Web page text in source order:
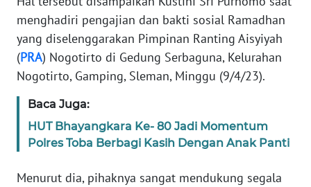
menghadiri pengajian dan bakti sosial Ramadhan
yang diselenggarakan Pimpinan Ranting Aisyiyah
(PRA) Nogotirto di Gedung Serbaguna, Kelurahan
Nogotirto, Gamping, Sleman, Minggu (9/4/23).
Baca Juga:
HUT Bhayangkara Ke- 80 Jadi Momentum
Polres Toba Berbagi Kasih Dengan Anak Panti
Menurut dia, pihaknya sangat mendukung segala
Regional
WN
SUMUT
WN